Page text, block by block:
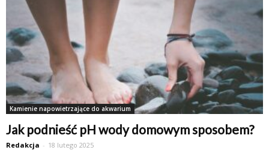
Kamienie napowietrzające do akwarium
Jak podnieść pH wody domowym sposobem?
Redakcja - 18 lutego 2025